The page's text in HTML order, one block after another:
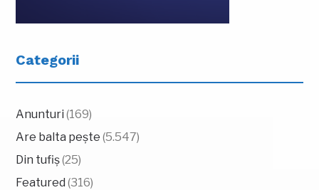
Categorii
Anunturi (169)
Are balta pește (5.547)
Din tufiș(25)
Featured (316)